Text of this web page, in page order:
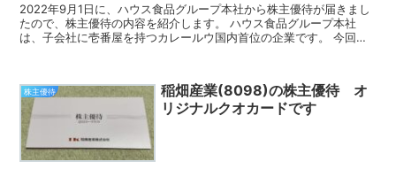
2022年9月1日に、ハウス食品グループ本社から株主優待が届きまし
たので、株主優待の内容を紹介します。 ハウス食品グループ本社
は、子会社に壱番屋を持つカレールウ国内首位の企業です。 今回届
株主優待
稲畑産業(8098)の株主優待 オ
リジナルクオカードです